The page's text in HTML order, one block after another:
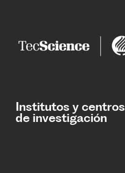
Institutos y centros
de investigación